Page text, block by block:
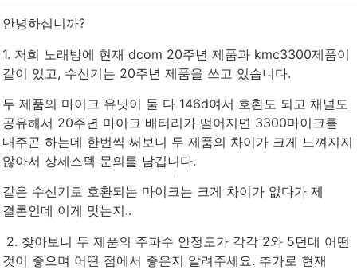
안녕하십니까?
1. 저희 노래방에 현재 dcom 20주년 제품과 kmc3300제품이
같이 있고, 수신기는 20주년 제품을 쓰고 있습니다.
두 제품의 마이크 유닛이 둘 다 146d여서 호환도 되고 채널도
공유해서 20주년 마이크 배터리가 떨어지면 3300마이크를
내주곤 하는데 한번씩 써보니 두 제품의 차이가 크게 느껴지지
않아서 상세스펙 문의를 남깁니다.
같은 수신기로 호환되는 마이크는 크게 차이가 없다가 제
결론인데 이게 맞는지..
2. 찾아보니 두 제품의 주파수 안정도가 각각 2와 5던데 어떤
것이 좋으며 어떤 점에서 좋은지 알려주세요. 추가로 현재